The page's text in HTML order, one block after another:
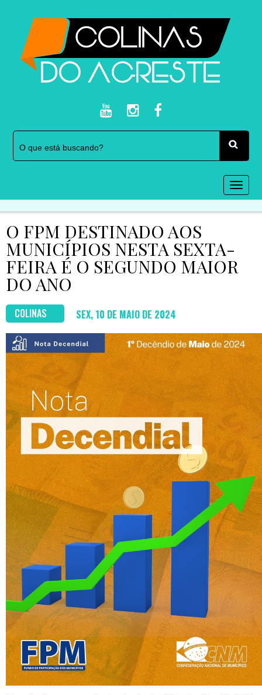
O FPM DESTINADO AOS
MUNICÍPIOS NESTA SEXTA-
FEIRA É O SEGUNDO MAIOR
DO ANO
COLINAS SEX, 10 DE MAIO DE 2024